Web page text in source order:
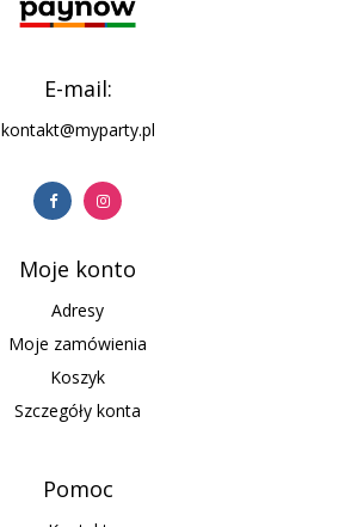
E-mail:
kontakt@myparty.pl
Moje konto
Adresy
Moje zamówienia
Koszyk
Szczegóły konta
Pomoc